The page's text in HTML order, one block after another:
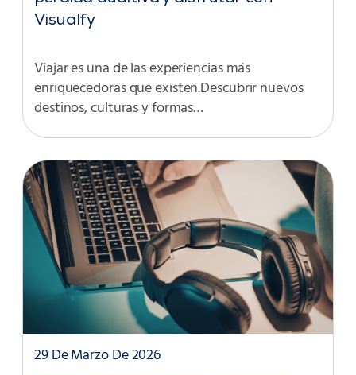
Visualfy
Viajar es una de las experiencias más
enriquecedoras que existen.Descubrir nuevos
destinos, culturas y formas…
29 De Marzo De 2026